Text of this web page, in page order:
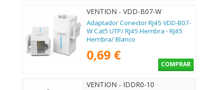
VENTION - VDD-B07-W
Adaptador Conector RJ45 VDD-B07-
W Cat5 UTP/ RJ45 Hembra - RJ45
Hembra/ Blanco
0,69 €
COMPRAR
VENTION - IDDR0-10